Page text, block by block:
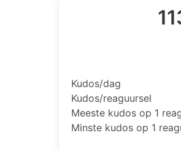
Kudos/dag
Kudos/reaguursel
Meeste kudos op 1
Minste kudos op 1